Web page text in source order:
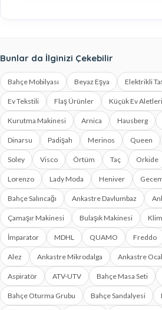
Bunlar da İlginizi Çekebilir
Bahçe Mobilyası Beyaz Eşya Elektrikli
Ev Tekstili Flaş Ürünler Küçük Ev Aletleri
Kurutma Makinesi Arnica Hausberg
Dinarsu Padişah Merinos Queen
Soley Visco Örtüm Taç Orkide
Lorenzo Lady Moda Heniver
Bahçe Salıncağı Ankastre Davlumbaz
Çamaşır Makinesi Bulaşık Makinesi
İmparator MDHL QUAMO Freddo
Alez Ankastre Mikrodalga Ankastre
Aspiratör ATV-UTV Bahçe Masa Seti
Bahçe Oturma Grubu Bahçe Sandalyesi